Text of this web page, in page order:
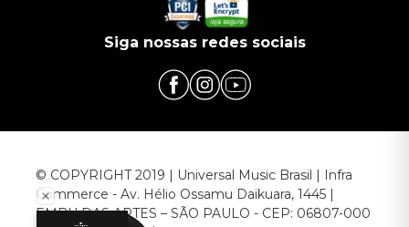
Siga nossas redes sociais
© COPYRIGHT 2019 | Universal Music Brasil | Infra
Commerce - Av. Hélio Ossamu Daikuara, 1445 |
EMBU DAS ARTES – SÃO PAULO - CEP: 06807-000